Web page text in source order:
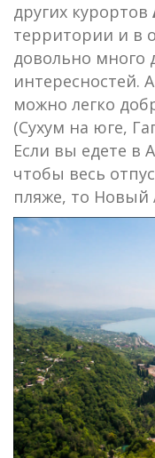
других курортов
территории и в
довольно много
интересностей.
можно легко
(Сухум на юге,
Если вы едете в
чтобы весь
пляже, то